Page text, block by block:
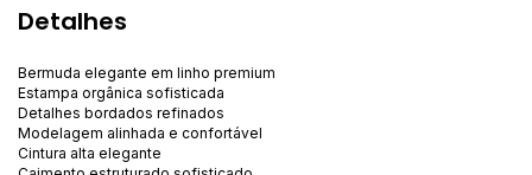
Detalhes
Bermuda elegante em linho premium
Estampa orgânica sofisticada
Detalhes bordados refinados
Modelagem alinhada e confortável
Cintura alta elegante